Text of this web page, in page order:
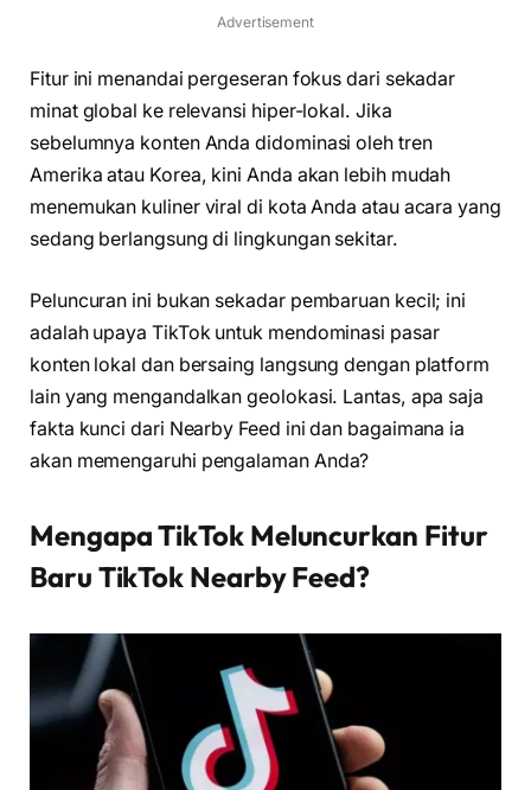
Advertisement
Fitur ini menandai pergeseran fokus dari sekadar
minat global ke relevansi hiper-lokal. Jika
sebelumnya konten Anda didominasi oleh tren
Amerika atau Korea, kini Anda akan lebih mudah
menemukan kuliner viral di kota Anda atau acara yang
sedang berlangsung di lingkungan sekitar.
Peluncuran ini bukan sekadar pembaruan kecil; ini
adalah upaya TikTok untuk mendominasi pasar
konten lokal dan bersaing langsung dengan platform
lain yang mengandalkan geolokasi. Lantas, apa saja
fakta kunci dari Nearby Feed ini dan bagaimana ia
akan memengaruhi pengalaman Anda?
Mengapa TikTok Meluncurkan Fitur
Baru TikTok Nearby Feed?